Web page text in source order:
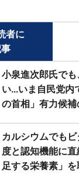
者に
小泉進次郎氏で
い...いま自民党内
の首相」有力候
カルシウムでも
度と認知機能に
足する栄養素」